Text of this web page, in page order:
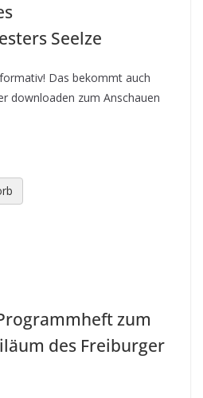
Seelze
Das bekommt auch
downloaden zum Anschauen
zum
des Freiburger